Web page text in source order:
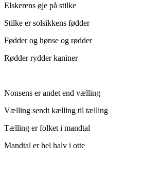
Elskerens øje på stilke
Stilke er solsikkens fødder
Fødder og hønse og rødder
Rødder rydder kaniner
Nonsens er andet end vælling
Vælling sendt kælling til tælling
Tælling er folket i mandtal
Mandtal er hel halv i otte